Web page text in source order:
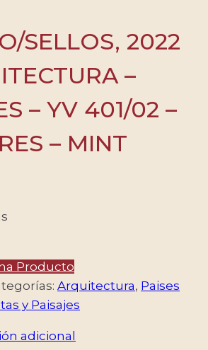
SELLOS, 2022
–
– YV 401/02 –
– MINT
Producto
Arquitectura, Paises
y Paisajes
adicional